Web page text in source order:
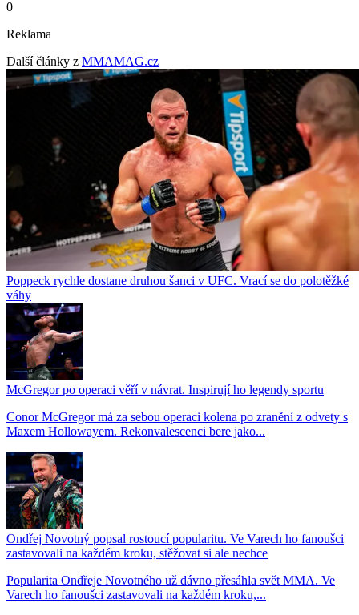
0
Reklama
Další články z MMAMAG.cz
Poppeck rychle dostane druhou šanci v UFC. Vrací se do polotěžké
váhy
McGregor po operaci věří v návrat. Inspirují ho legendy sportu
Conor McGregor má za sebou operaci kolena po zranění z odvety s
Maxem Hollowayem. Rekonvalescenci bere jako...
Ondřej Novotný popsal rostoucí popularitu. Ve Varech ho fanoušci
zastavovali na každém kroku, stěžovat si ale nechce
Popularita Ondřeje Novotného už dávno přesáhla svět MMA. Ve
Varech ho fanoušci zastavovali na každém kroku,...